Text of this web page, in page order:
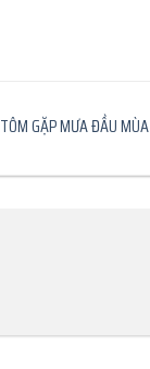
GẶP MƯA ĐẦU MÙA